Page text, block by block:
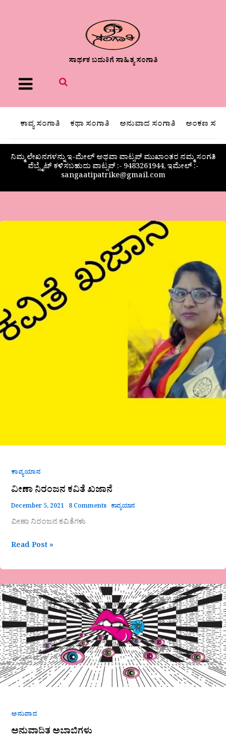
ಸಾರ್ಥಕ ಬದುಕಿಗೆ ಸಾಹಿತ್ಯ ಸಂಗಾತಿ
Menu
ಕಾವ್ಯ ಸಂಗಾತಿ ಕಥಾ ಸಂಗಾತಿ ಅನುವಾದ ಸಂಗಾತಿ ಅಂಕಣ
ನಿಮ್ಮ ಲೇಖನಗಳನ್ನು ಇ-ಮೇಲ್ ಅಥವಾ ವಾಟ್ಸಪ್ ಮುಖಾಂತರ ನಮ್ಮ ಸಂಗತಿ
ವೆಬ್ಸೈಟ್ ಕಳಿಸಬಹುದು ವಾಟ್ಸಪ್‌ :- 9483261944, ಇಮೇಲ್ :-
sangaatipatrike@gmail.com
ಕಾವ್ಯಯಾನ
ವೀಣಾ ನಿರಂಜನ ಕವಿತೆ ಖಜಾನೆ
December 5, 2021 8 Comments ಕಾವ್ಯಯಾನ
ವೀಣಾ ನಿರಂಜನ ಕವಿತೆಗಳು
Read Post »
ಅನುವಾದ
ಅನುವಾದಿತ ಅಬಾಬಿಗಳು
ಅನುವಾದಿತ
ಅಬಾಬಿಗಳು